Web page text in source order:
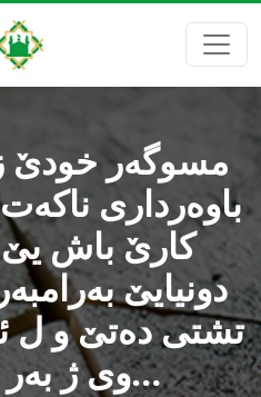
باوه‌رداری
كارێ باش
دونیایێ
تشتی ده‌تێ و ل
وی ژ به‌ر وێ خێرێ…